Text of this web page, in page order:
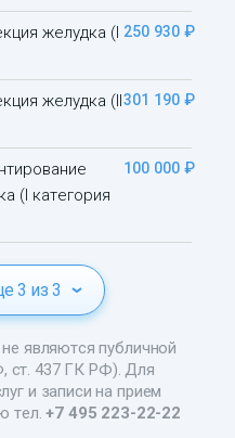
желудка (I 250 930 ₽
желудка (II301 190 ₽
(I категория
100 000 ₽
3 из 3
являются публичной
ст. 437 ГК РФ). Для
и записи на прием
тел.+7 495 223-22-22